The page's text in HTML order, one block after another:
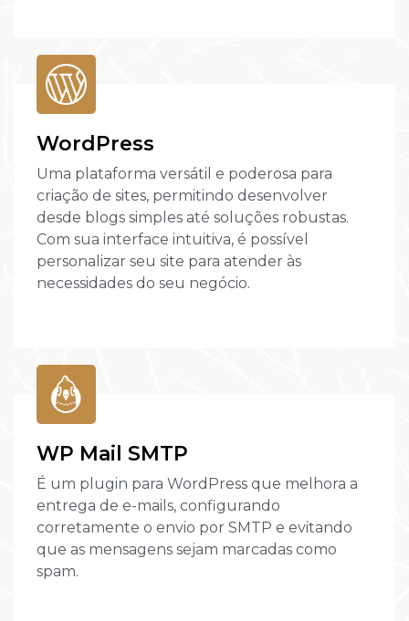
WordPress
Uma plataforma versátil e poderosa para
criação de sites, permitindo desenvolver
desde blogs simples até soluções robustas.
Com sua interface intuitiva, é possível
personalizar seu site para atender às
necessidades do seu negócio.
WP Mail SMTP
É um plugin para WordPress que melhora a
entrega de e-mails, configurando
corretamente o envio por SMTP e evitando
que as mensagens sejam marcadas como
spam.